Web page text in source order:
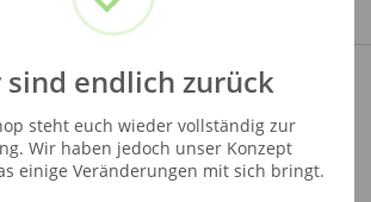
(Zitrone/Limette).
aggressiv mit der Grapefruit.
sind endlich zurück
steht euch wieder vollständig zur
Wir haben jedoch unser Konzept
einige Veränderungen mit sich bringt.